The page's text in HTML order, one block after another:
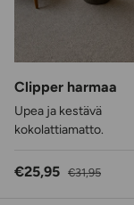
Clipper harmaa
Upea ja kestävä
kokolattiamatto.
Alennushinta
€25,95 Normaalihinta
€31,95